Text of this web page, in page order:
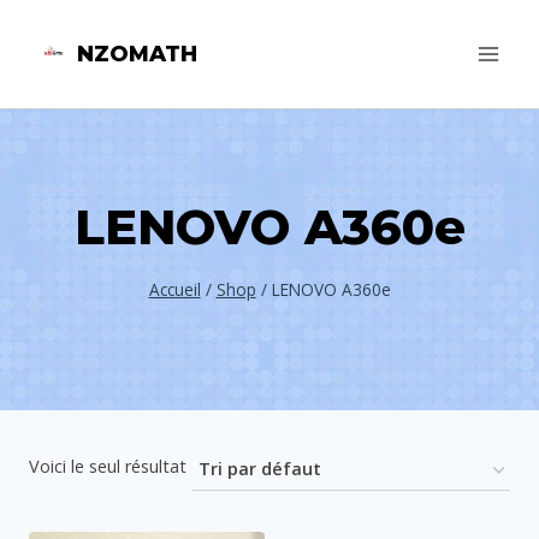
NZOMATH
LENOVO A360e
Accueil / Shop / LENOVO A360e
Voici le seul résultat